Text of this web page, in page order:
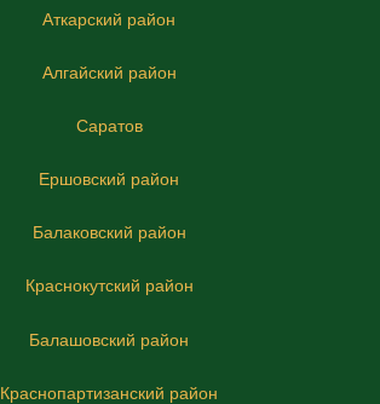
Аткарский район
Алгайский район
Саратов
Ершовский район
Балаковский район
Краснокутский район
Балашовский район
Краснопартизанский район